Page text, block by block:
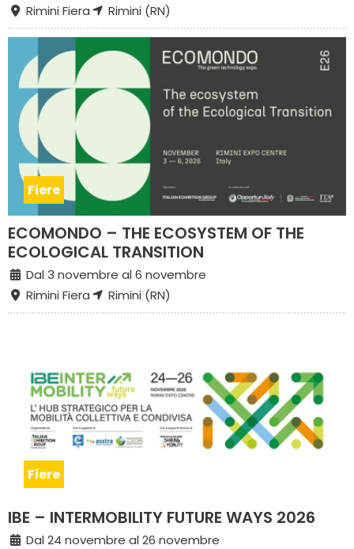
Rimini Fiera
Rimini (RN)
Fiere
ECOMONDO – THE ECOSYSTEM OF THE
ECOLOGICAL TRANSITION
Dal 3 novembre al 6 novembre
Rimini Fiera
Rimini (RN)
Fiere
IBE – INTERMOBILITY FUTURE WAYS 2026
Dal 24 novembre al 26 novembre